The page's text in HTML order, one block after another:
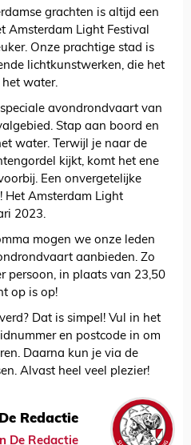
grachten is altijd een
Amsterdam Light Festival
Onze prachtige stad is
lichtkunstwerken, die het
water.
avondrondvaart van
Stap aan boord en
water. Terwijl je naar de
kijkt, komt het ene
Een onvergetelijke
Het Amsterdam Light
2023.
mogen we onze leden
aanbieden. Zo
persoon, in plaats van 23,50
op is op!
Dat is simpel! Vul in het
en postcode in om
Daarna kun je via de
Alvast heel veel plezier!
De Redactie
De Redactie